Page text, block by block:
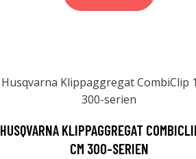
HUSQVARNA KLIPPAGGREGAT
CM 300-SERIEN